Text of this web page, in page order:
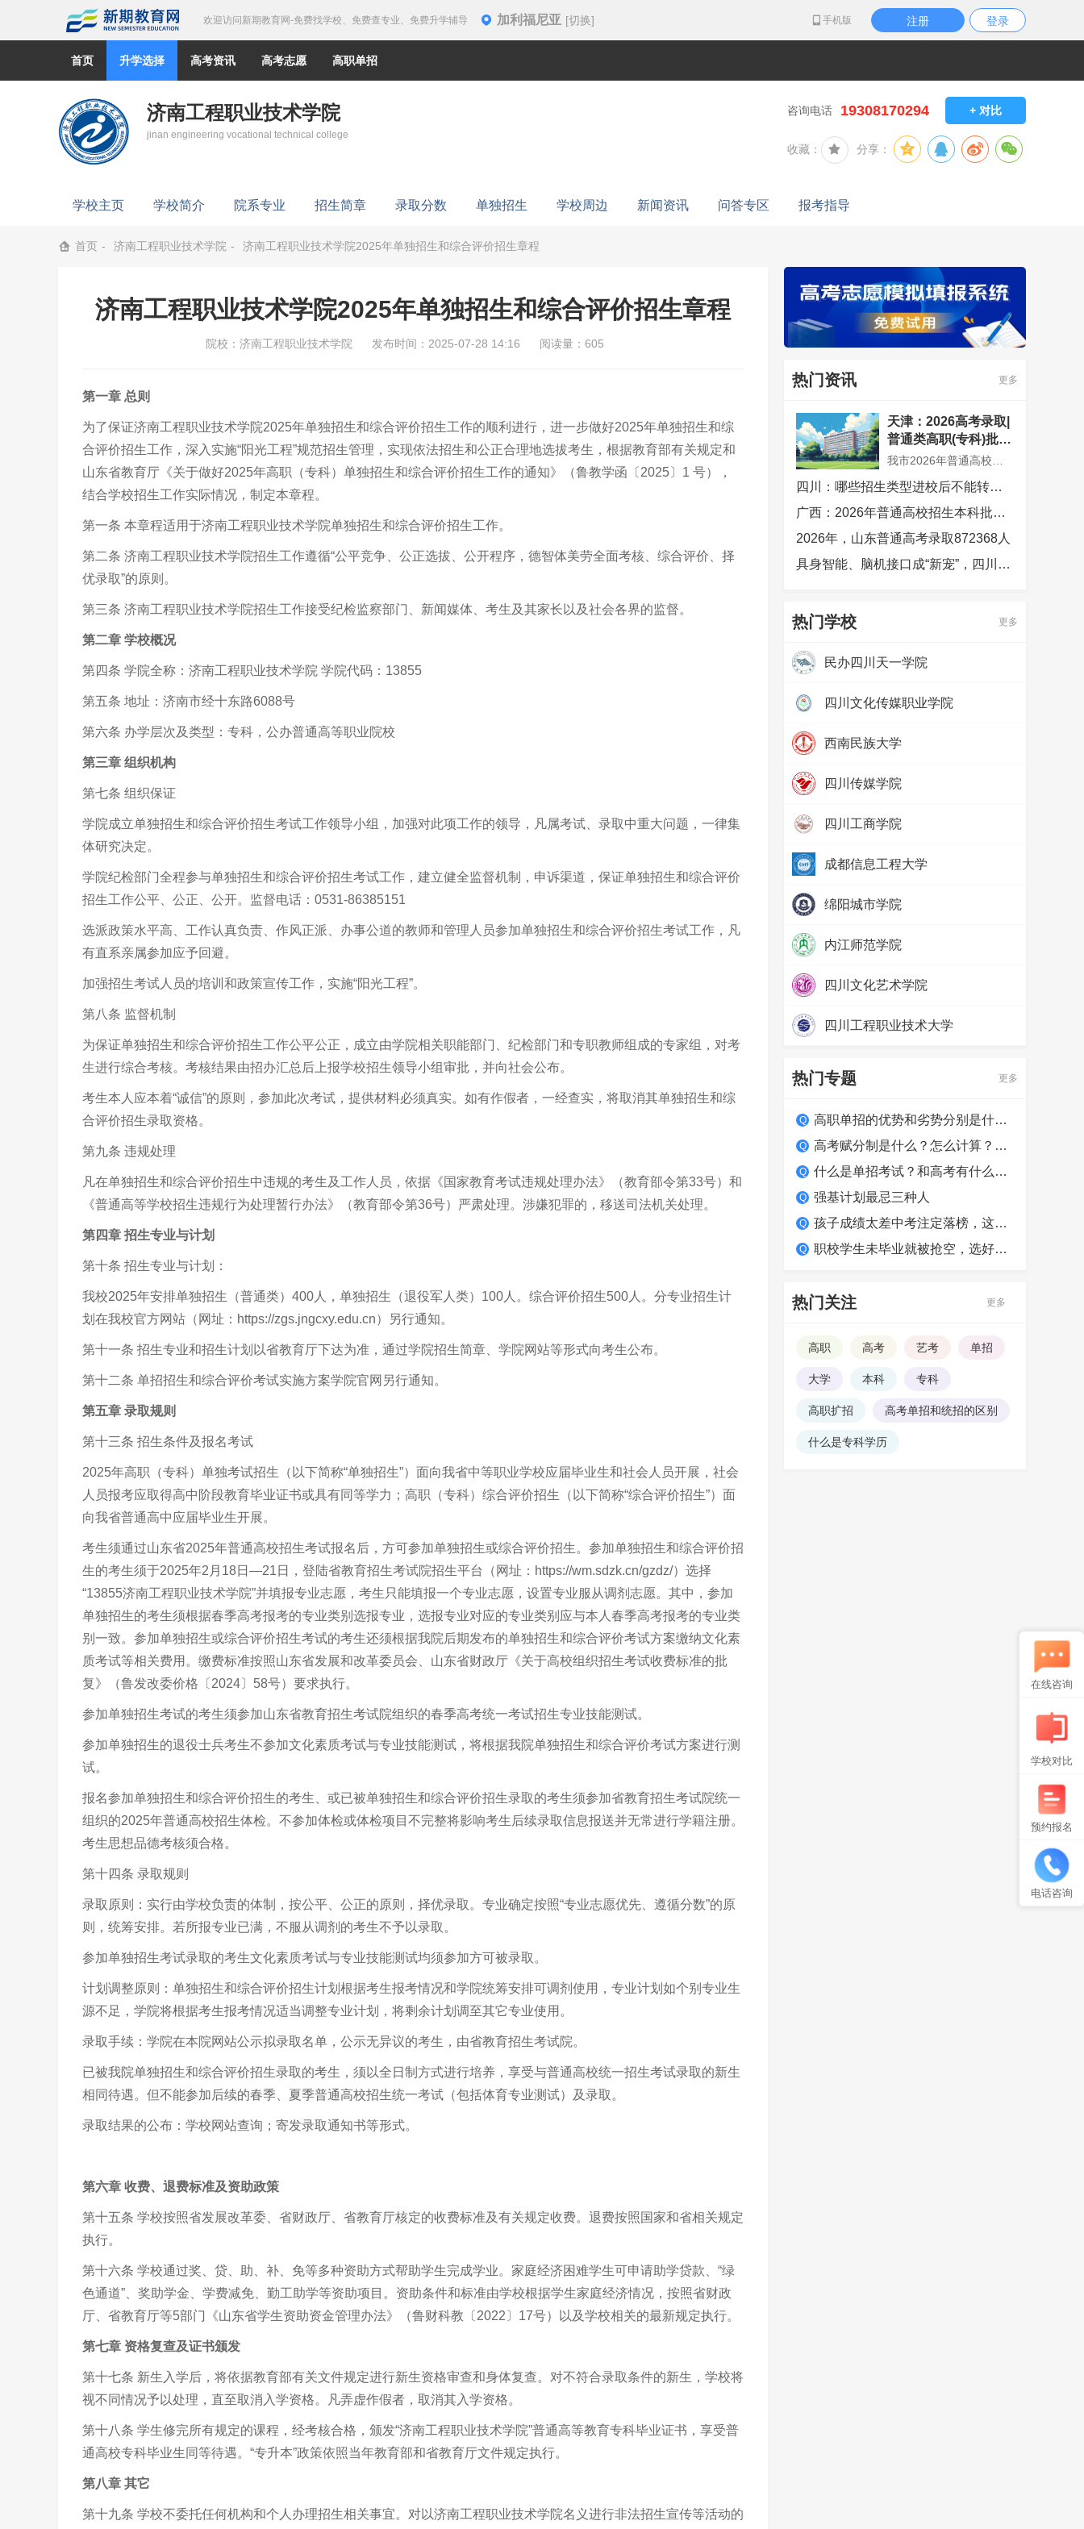
欢迎访问新期教育网-免费找学校、免费查专业、免费升学辅导 加利福尼亚 [切换] 手机版 注册 登录
首页 升学选择 高考资讯 高考志愿 高职单招
济南工程职业技术学院
jinan engineering vocational technical college
+ 对比
咨询电话 19308170294
收藏： 分享：
学校主页 学校简介 院系专业 招生简章 录取分数 单独招生 学校周边 新闻资讯 问答专区 报考指导
首页 济南工程职业技术学院 济南工程职业技术学院2025年单独招生和综合评价招生章程
济南工程职业技术学院2025年单独招生和综合评价招生章程
院校： 济南工程职业技术学院 发布时间：2025-07-28 14:16 阅读量：605
第一章 总则
为了保证济南工程职业技术学院2025年单独招生和综合评价招生工作的顺利进行，进一步做好2025年单独招生和综
合评价招生工作，深入实施“阳光工程”规范招生管理，实现依法招生和公正合理地选拔考生，根据教育部有关规定和
山东省教育厅《关于做好2025年高职（专科）单独招生和综合评价招生工作的通知》（鲁教学函〔 2025〕 1 号），
结合学校招生工作实际情况，制定本章程。
第一条 本章程适用于济南工程职业技术学院单独招生和综合评价招生工作。
第二条 济南工程职业技术学院招生工作遵循“公平竞争、公正选拔、公开程序，德智体美劳全面考核、综合评价、择
优录取”的原则。
第三条 济南工程职业技术学院招生工作接受纪检监察部门、新闻媒体、考生及其家长以及社会各界的监督。
第二章 学校概况
第四条 学院全称：济南工程职业技术学院 学院代码： 13855
第五条 地址：济南市经十东路6088号
第六条 办学层次及类型：专科，公办普通高等职业院校
第三章 组织机构
第七条 组织保证
学院成立单独招生和综合评价招生考试工作领导小组，加强对此项工作的领导，凡属考试、录取中重大问题，一律集
体研究决定。
学院纪检部门全程参与单独招生和综合评价招生考试工作，建立健全监督机制，申诉渠道，保证单独招生和综合评价
招生工作公平、公正、公开。监督电话： 0531-86385151
选派政策水平高、工作认真负责、作风正派、办事公道的教师和管理人员参加单独招生和综合评价招生考试工作，凡
有直系亲属参加应予回避。
加强招生考试人员的培训和政策宣传工作，实施“阳光工程”。
第八条 监督机制
为保证单独招生和综合评价招生工作公平公正，成立由学院相关职能部门、纪检部门和专职教师组成的专家组，对考
生进行综合考核。考核结果由招办汇总后上报学校招生领导小组审批，并向社会公布。
考生本人应本着“诚信”的原则，参加此次考试，提供材料必须真实。如有作假者，一经查实，将取消其单独招生和综
合评价招生录取资格。
第九条 违规处理
凡在单独招生和综合评价招生中违规的考生及工作人员，依据《国家教育考试违规处理办法》（教育部令第33号）和
《普通高等学校招生违规行为处理暂行办法》（教育部令第36号）严肃处理。涉嫌犯罪的，移送司法机关处理。
第四章 招生专业与计划
第十条 招生专业与计划：
我校2025年安排单独招生（普通类） 400 人，单独招生（退役军人类） 100 人。综合评价招生500 人。分专业招生计
划在我校官方网站（网址： https://zgs.jngcxy.edu.cn）另行通知。
第十一条 招生专业和招生计划以省教育厅下达为准，通过学院招生简章、学院网站等形式向考生公布。
第十二条 单招招生和综合评价考试实施方案学院官网另行通知。
第五章 录取规则
第十三条 招生条件及报名考试
2025年高职（专科）单独考试招生（以下简称“单独招生”）面向我省中等职业学校应届毕业生和社会人员开展，社会
人员报考应取得高中阶段教育毕业证书或具有同等学力；高职（专科）综合评价招生（以下简称“综合评价招生”）面
向我省普通高中应届毕业生开展。
考生须通过山东省2025年普通高校招生考试报名后，方可参加单独招生或综合评价招生。参加单独招生和综合评价招
生的考生须于2025年2 月 18日—21 日，登陆省教育招生考试院招生平台（网址： https://wm.sdzk.cn/gzdz/）选择
“13855济南工程职业技术学院”并填报专业志愿，考生只能填报一个专业志愿，设置专业服从调剂志愿。其中，参加
单独招生的考生须根据春季高考报考的专业类别选报专业，选报专业对应的专业类别应与本人春季高考报考的专业类
别一致。参加单独招生或综合评价招生考试的考生还须根据我院后期发布的单独招生和综合评价考试方案缴纳文化素
质考试等相关费用。缴费标准按照山东省发展和改革委员会、山东省财政厅《关于高校组织招生考试收费标准的批
复》（鲁发改委价格〔 2024〕 58号）要求执行。
参加单独招生考试的考生须参加山东省教育招生考试院组织的春季高考统一考试招生专业技能测试。
参加单独招生的退役士兵考生不参加文化素质考试与专业技能测试，将根据我院单独招生和综合评价考试方案进行测
试。
报名参加单独招生和综合评价招生的考生、或已被单独招生和综合评价招生录取的考生须参加省教育招生考试院统一
组织的2025年普通高校招生体检。不参加体检或体检项目不完整将影响考生后续录取信息报送并无常进行学籍注册。
考生思想品德考核须合格。
第十四条 录取规则
录取原则：实行由学校负责的体制，按公平、公正的原则，择优录取。专业确定按照“专业志愿优先、遵循分数”的原
则，统筹安排。若所报专业已满，不服从调剂的考生不予以录取。
参加单独招生考试录取的考生文化素质考试与专业技能测试均须参加方可被录取。
计划调整原则：单独招生和综合评价招生计划根据考生报考情况和学院统筹安排可调剂使用，专业计划如个别专业生
源不足，学院将根据考生报考情况适当调整专业计划，将剩余计划调至其它专业使用。
录取手续：学院在本院网站公示拟录取名单，公示无异议的考生，由省教育招生考试院。
已被我院单独招生和综合评价招生录取的考生，须以全日制方式进行培养，享受与普通高校统一招生考试录取的新生
相同待遇。但不能参加后续的春季、夏季普通高校招生统一考试（包括体育专业测试）及录取。
录取结果的公布：学校网站查询；寄发录取通知书等形式。
第六章 收费、退费标准及资助政策
第十五条 学校按照省发展改革委、省财政厅、省教育厅核定的收费标准及有关规定收费。退费按照国家和省相关规定
执行。
第十六条 学校通过奖、贷、助、补、免等多种资助方式帮助学生完成学业。家庭经济困难学生可申请助学贷款、“绿
色通道”、奖助学金、学费减免、勤工助学等资助项目。资助条件和标准由学校根据学生家庭经济情况，按照省财政
厅、省教育厅等5部门《山东省学生资助资金管理办法》（鲁财科教〔 2022 〕 17号）以及学校相关的最新规定执行。
第七章 资格复查及证书颁发
第十七条 新生入学后，将依据教育部有关文件规定进行新生资格审查和身体复查。对不符合录取条件的新生，学校将
视不同情况予以处理，直至取消入学资格。凡弄虚作假者，取消其入学资格。
第十八条 学生修完所有规定的课程，经考核合格，颁发“济南工程职业技术学院”普通高等教育专科毕业证书，享受普
通高校专科毕业生同等待遇。 “专升本”政策依照当年教育部和省教育厅文件规定执行。
第八章 其它
第十九条 学校不委托任何机构和个人办理招生相关事宜。对以济南工程职业技术学院名义进行非法招生宣传等活动的
热门资讯 更多
天津：2026高考录取|
普通类高职(专科)批次
征询志愿录取结果可
招生录取工作顺利结
束
四川：哪些招生类型进校后不能转专业
广西：2026年普通高校招生本科批次录取圆满结束
2026年，山东普通高考录取872368人
具身智能、脑机接口成“新宠”，四川高考生今年最爱哪些专业？
热门学校 更多
民办四川天一学院
四川文化传媒职业学院
西南民族大学
四川传媒学院
四川工商学院
成都信息工程大学
绵阳城市学院
内江师范学院
四川文化艺术学院
四川工程职业技术大学
热门专题 更多
高职单招的优势和劣势分别是什么？适合哪类学生？
高考赋分制是什么？怎么计算？如何得高分？
什么是单招考试？和高考有什么区别？
强基计划最忌三种人
孩子成绩太差中考注定落榜，这么做照样上大学！
职校学生未毕业就被抢空，选好学校很关键
热门关注 更多
高职 高考 艺考 单招
大学 本科 专科
高职扩招 高考单招和统招的区别
什么是专科学历
在线咨询
学校对比
预约报名
电话咨询